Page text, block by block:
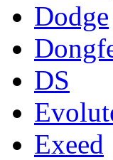
Dodge
DS
Exeed